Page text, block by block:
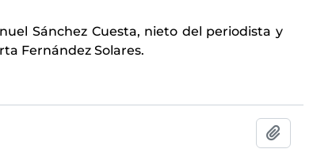
Sánchez Cuesta, nieto del periodista y
Fernández Solares.